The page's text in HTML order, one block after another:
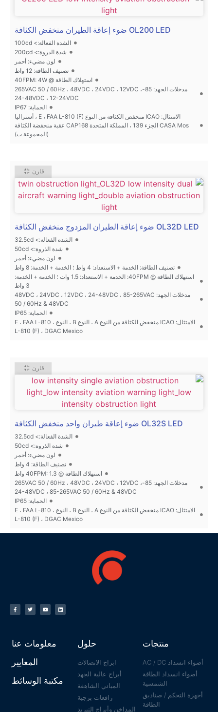
OL200 LED ضوء إعاقة الطيران منخفض الكثافة
الشدة الفعالة:> 100cd
شدة الذروة:> 200cd
لون مضيء: أحمر
تصنيف الطاقة: 12 واط
استهلاك الطاقة @ 40FPM: 4W
مدخلات الجهد: 85-265VAC 50 / 60Hz ، 48VDC ، 24VDC ، 12VDC ،
24-48VDC ، 12-24VDC
الحماية: IP67
الامتثال: ICAO منخفض الكثافة من النوع E ، FAA L-810 (F) ، أستراليا
CASA Mos الجزء 139 ، المملكة المتحدة CAP168 عقبة منخفضة الكثافة
(المجموعة ب)
قارن
OL32D LED ضوء إعاقة الطيران المزدوج منخفض الكثافة
الشدة الفعالة:> 32.5cd
شدة الذروة:> 50cd
لون مضيء: أحمر
تصنيف الطاقة: الخدمة + الاستعداد: 4 واط ؛ الخدمة + الخدمة: 8 واط
استهلاك الطاقة @ 40FPM: الخدمة + الاستعداد: 1.5 وات ؛ الخدمة + الخدمة:
3 واط
مدخلات الجهد: 48VDC ، 24VDC ، 12VDC ، 24-48VDC ، 85-265VAC
50 / 60Hz & 48VDC
الحماية: IP65
الامتثال: ICAO منخفض الكثافة من النوع A ، النوع B ، النوع E ، FAA L-810 ،
L-810 (F) ، DGAC Mexico
قارن
OL32S LED ضوء إعاقة طيران واحد منخفض الكثافة
الشدة الفعالة:> 32.5cd
شدة الذروة:> 50cd
لون مضيء: أحمر
تصنيف الطاقة: 4 واط
استهلاك الطاقة @ 40FPM: 1.3 واط
مدخلات الجهد: 85-265VAC 50 / 60Hz ، 48VDC ، 24VDC ، 12VDC ،
24-48VDC ، 85-265VAC 50 / 60Hz & 48VDC
الحماية: IP65
الامتثال: ICAO منخفض الكثافة من النوع A ، النوع B ، النوع E ، FAA L-810 ،
L-810 (F) ، DGAC Mexico
منتجات
أضواء انسداد AC / DC
أضواء انسداد الطاقة
الشمسية
أجهزة التحكم / صناديق
الطاقة
حلول
ابراج الاتصالات
أبراج عالية الجهد
المباني الشاهقة
رافعات برجية
المداخن وأبراج التبريد
معلومات عنا
المعايير
مكتبة الوسائط